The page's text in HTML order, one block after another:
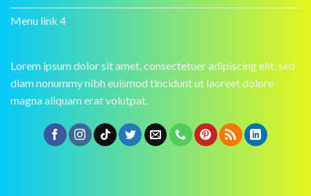
Menu link 4
Lorem ipsum dolor sit amet, consectetuer adipiscing elit, sed
diam nonummy nibh euismod tincidunt ut laoreet dolore
magna aliquam erat volutpat.